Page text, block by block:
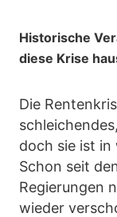
Historische
diese Krise
Die
doch sie ist in
Schon seit
Regierungen
wieder